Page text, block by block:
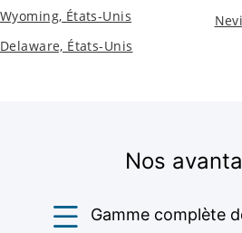
Wyoming, États-Unis
Delaware, États-Unis
Nos
Gamme complète